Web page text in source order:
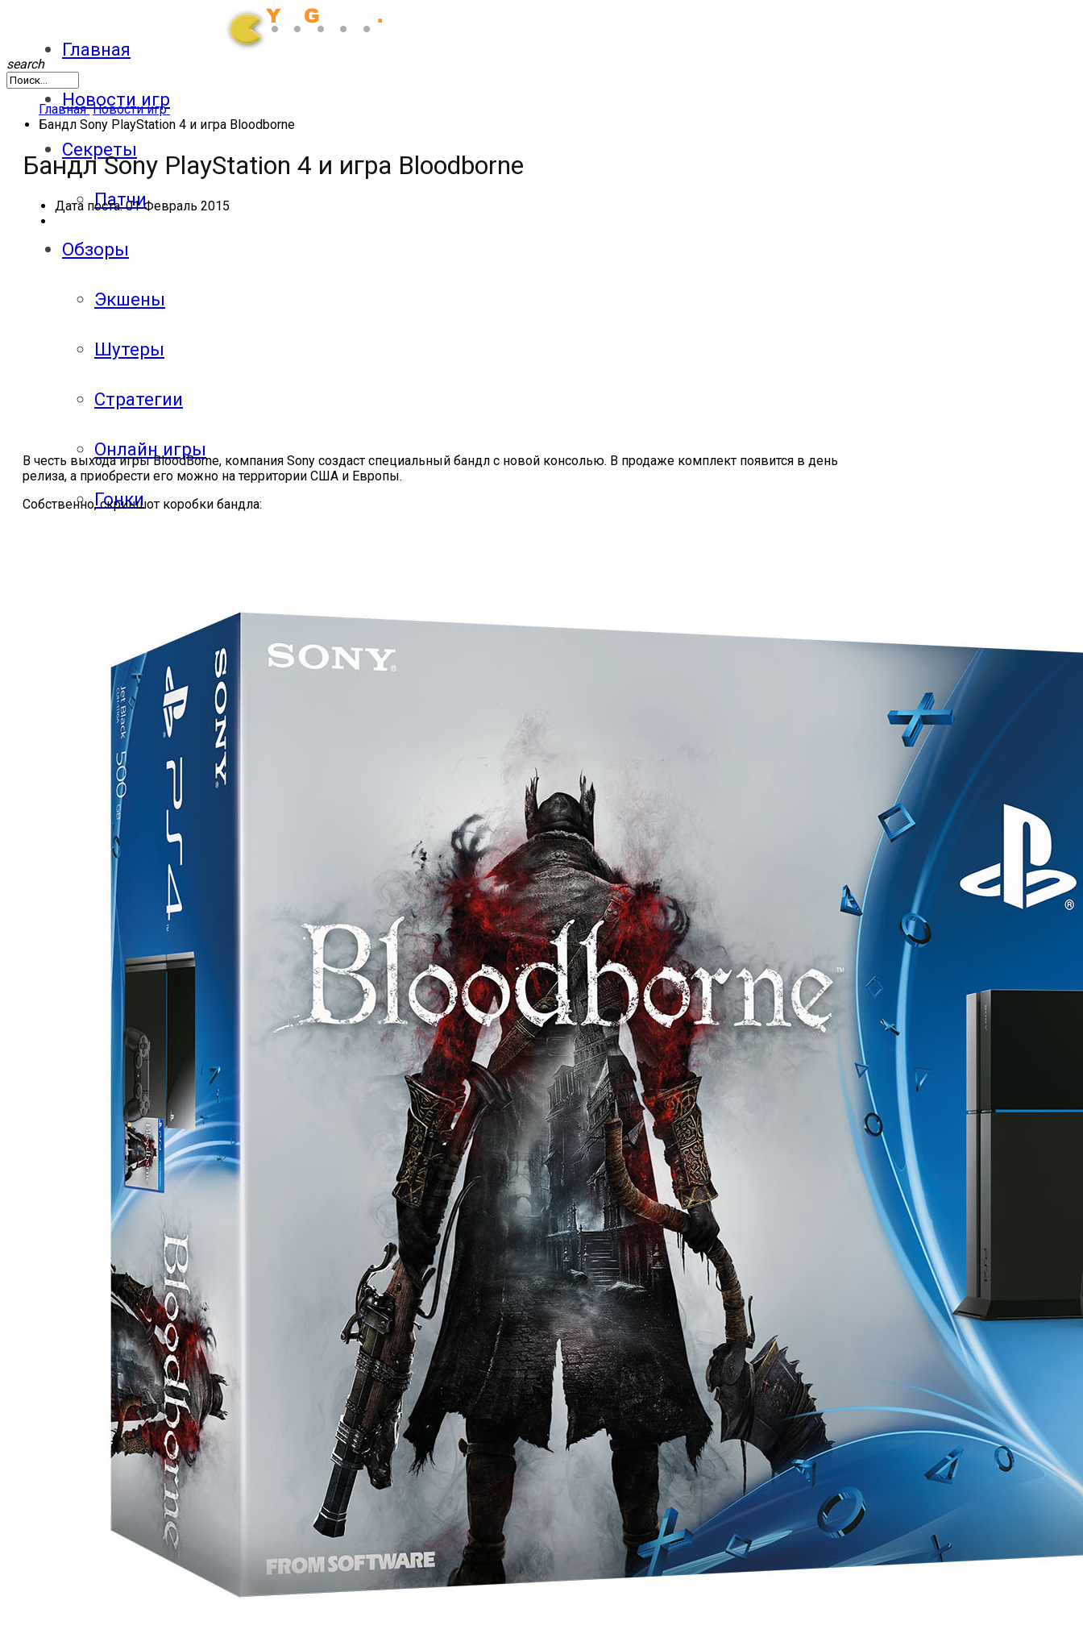
Главная
Новости игр
Секреты
Патчи
Обзоры
Экшены
Шутеры
Стратегии
Онлайн игры
Гонки
Прохождения
компьютерных
игр
Видео
прохождения
мобильных
игр
Где логика
ответы
Онлайн игры
Slither io
Deep io
search
Главная Новости игр
Бандл Sony PlayStation 4 и игра Bloodborne
Бандл Sony PlayStation 4 и игра Bloodborne
Дата поста:01 Февраль 2015
В честь выхода игры BloodBorne, компания Sony создаст специальный бандл с новой консолью. В продаже комплект появится в день
релиза, а приобрести его можно на территории США и Европы.
Собственно, скриншот коробки бандла: